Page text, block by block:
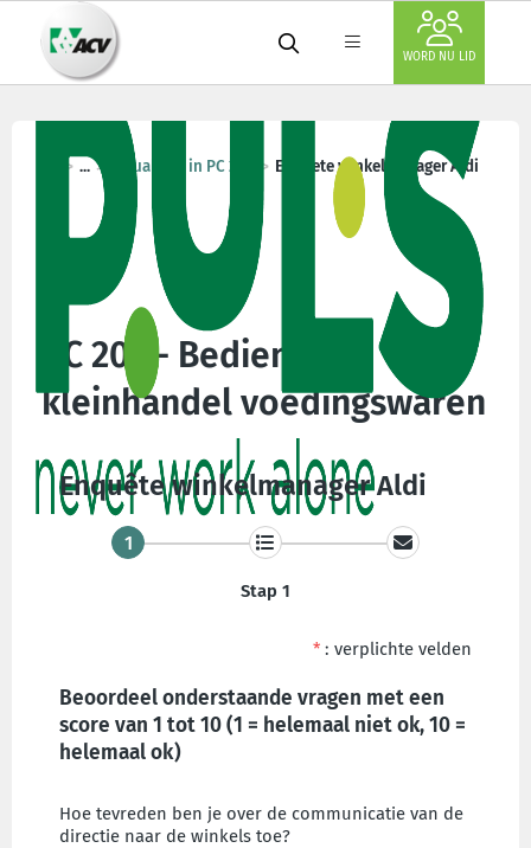
WORD NU LID
... Actualiteit in PC 202 Enquete winkelmanager Aldi
PC 202 - Bedienden
kleinhandel voedingswaren
Enquête winkelmanager Aldi
1
Stap 1
* : verplichte velden
Beoordeel onderstaande vragen met een
score van 1 tot 10 (1 = helemaal niet ok, 10 =
helemaal ok)
Hoe tevreden ben je over de communicatie van de
directie naar de winkels toe?